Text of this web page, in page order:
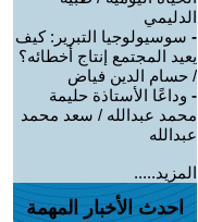
الدليمي
- سوسيولوجيا التبرير: كيف
يعيد المجتمع إنتاج أخطائه؟
/ حسام الدين فياض
- وداعًا الأستاذة حليمة
محمد عبدالله / سعد محمد
عبدالله
المزيد.....
احدث الأخبار المهمة